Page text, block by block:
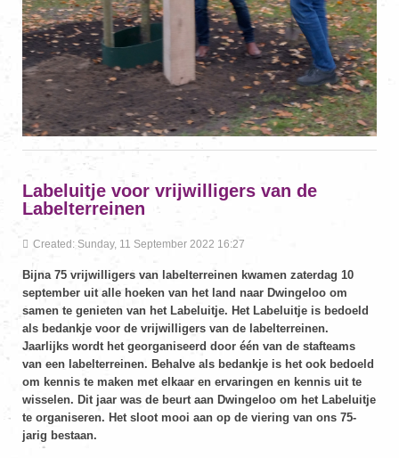
Labeluitje voor vrijwilligers van de
Labelterreinen
Created: Sunday, 11 September 2022 16:27
Bijna 75 vrijwilligers van labelterreinen kwamen zaterdag 10
september uit alle hoeken van het land naar Dwingeloo om
samen te genieten van het Labeluitje. Het Labeluitje is bedoeld
als bedankje voor de vrijwilligers van de labelterreinen.
Jaarlijks wordt het georganiseerd door één van de stafteams
van een labelterreinen. Behalve als bedankje is het ook bedoeld
om kennis te maken met elkaar en ervaringen en kennis uit te
wisselen. Dit jaar was de beurt aan Dwingeloo om het Labeluitje
te organiseren. Het sloot mooi aan op de viering van ons 75-
jarig bestaan.